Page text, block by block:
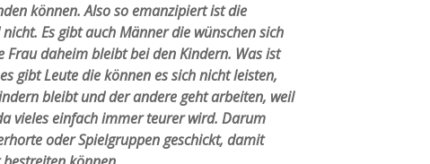
können. Also so emanzipiert ist die
Es gibt auch Männer die wünschen sich
Frau daheim bleibt bei den Kindern. Was ist
gibt Leute die können es sich nicht leisten,
bleibt und der andere geht arbeiten, weil
vieles einfach immer teurer wird. Darum
oder Spielgruppen geschickt, damit